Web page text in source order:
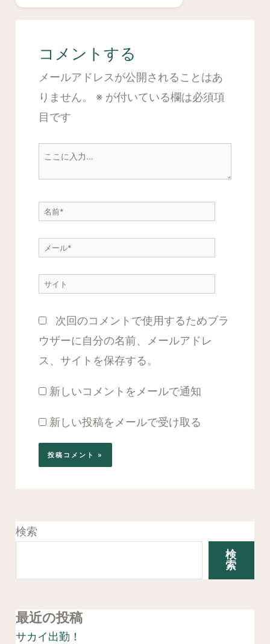
コメントする
メールアドレスが公開されることはあ
りません。
※ が付いている欄は必須項
目です
こ
入
名
メ
ル
サ
ト
次回のコメントで使用するためブラ
ウザーに自分の名前、メールアドレ
ス、サイトを保存する。
新しいコメントをメールで通知
新しい投稿をメールで受け取る
検索
検
索
最近の投稿
サカイ出勤！